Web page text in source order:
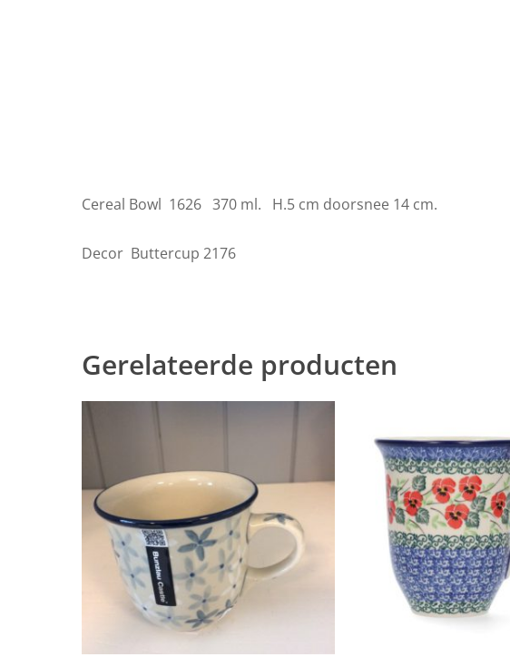
Cereal Bowl 1626 370 ml. H.5 cm doorsnee 14 cm.
Decor Buttercup 2176
Gerelateerde producten